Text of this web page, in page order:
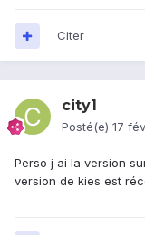
Citer
city1
Posté(e) 17
Perso j ai la version
version de kies est